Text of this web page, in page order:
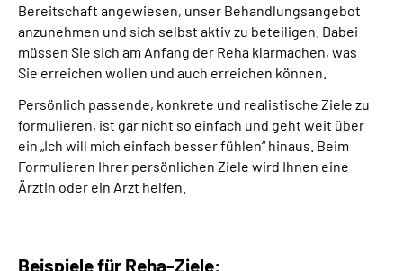
Bereitschaft angewiesen, unser Behandlungsangebot
anzunehmen und sich selbst aktiv zu beteiligen. Dabei
müssen Sie sich am Anfang der Reha klarmachen, was
Sie erreichen wollen und auch erreichen können.
Persönlich passende, konkrete und realistische Ziele zu
formulieren, ist gar nicht so einfach und geht weit über
ein „Ich will mich einfach besser fühlen“ hinaus. Beim
Formulieren Ihrer persönlichen Ziele wird Ihnen eine
Ärztin oder ein Arzt helfen.
Beispiele für Reha-Ziele: